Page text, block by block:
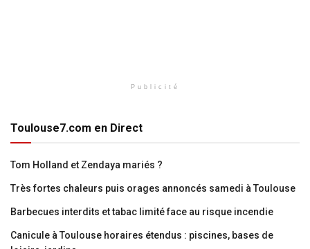
Publicité
Toulouse7.com en Direct
Tom Holland et Zendaya mariés ?
Très fortes chaleurs puis orages annoncés samedi à Toulouse
Barbecues interdits et tabac limité face au risque incendie
Canicule à Toulouse horaires étendus : piscines, bases de